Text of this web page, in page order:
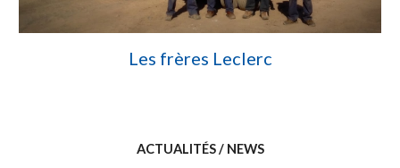
Les frères Leclerc
ACTUALITÉS / NEWS